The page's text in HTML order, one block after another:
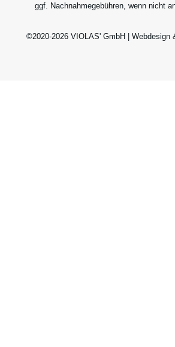
ggf. Nachnahmegebühren, wenn nicht
©2020-2026 VIOLAS' GmbH | Webdesign